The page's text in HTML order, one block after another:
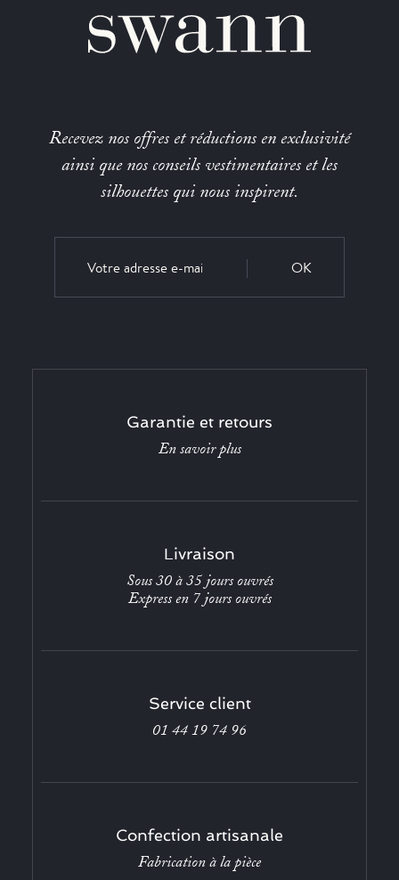
Recevez nos offres et réductions en exclusivité
ainsi que nos conseils vestimentaires et les
silhouettes qui nous inspirent.
OK
Garantie et retours
En savoir plus
Livraison
Sous 30 à 35 jours ouvrés
Express en 7 jours ouvrés
Service client
01 44 19 74 96
Confection artisanale
Fabrication à la pièce